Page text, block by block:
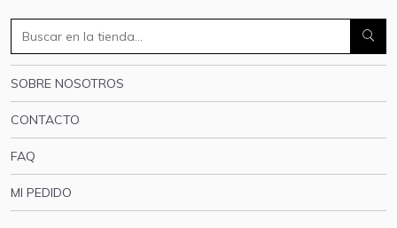
SOBRE NOSOTROS
CONTACTO
FAQ
MI PEDIDO